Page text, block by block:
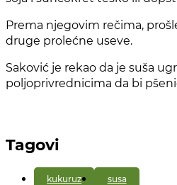
Prema njegovim rečima,
druge prolećne useve.
Saković je rekao da je suša
poljoprivrednicima da bi
Tagovi
kukuruz susa